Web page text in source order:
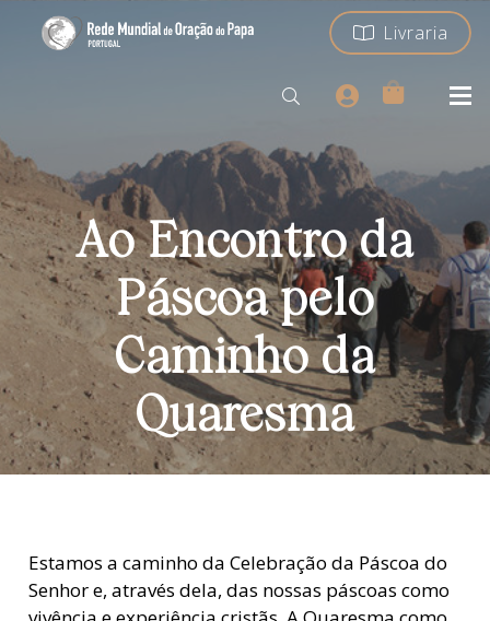
Livraria
Ao Encontro da
Páscoa pelo
Caminho da
Quaresma
Estamos a caminho da Celebração da Páscoa do
Senhor e, através dela, das nossas páscoas como